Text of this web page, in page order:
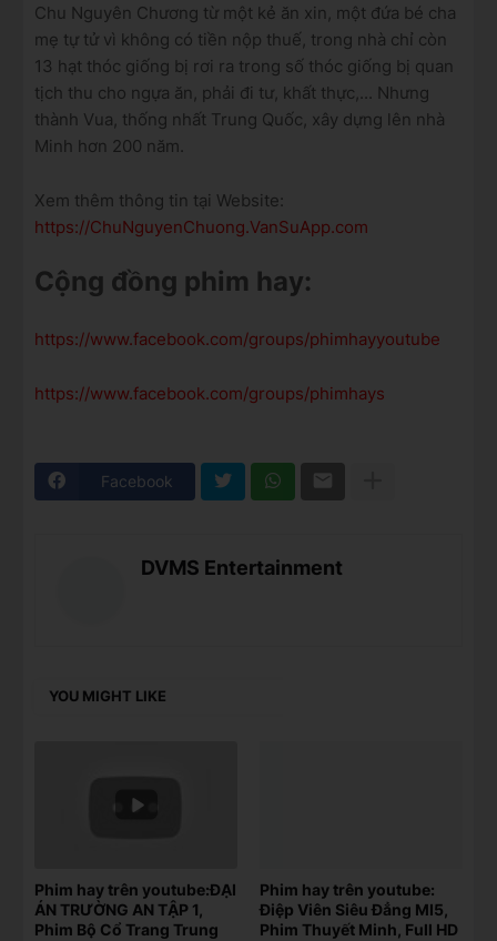
Chu Nguyên Chương từ một kẻ ăn xin, một đứa bé cha
mẹ tự tử vì không có tiền nộp thuế, trong nhà chỉ còn
13 hạt thóc giống bị rơi ra trong số thóc giống bị quan
tịch thu cho ngựa ăn, phải đi tư, khất thực,... Nhưng
thành Vua, thống nhất Trung Quốc, xây dựng lên nhà
Minh hơn 200 năm.
Xem thêm thông tin tại Website:
https://ChuNguyenChuong.VanSuApp.com
Cộng đồng phim hay:
https://www.facebook.com/groups/phimhayyoutube
https://www.facebook.com/groups/phimhays
Facebook
DVMS Entertainment
YOU MIGHT LIKE
Phim hay trên youtube:ĐẠI
ÁN TRƯỜNG AN TẬP 1,
Phim Bộ Cổ Trang Trung
Phim hay trên youtube:
Điệp Viên Siêu Đẳng MI5,
Phim Thuyết Minh, Full HD